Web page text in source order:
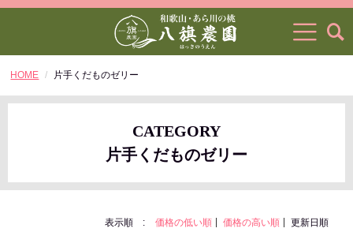
HOME 片手くだものゼリー
CATEGORY
片手くだものゼリー
表示順 : 価格の低い順 価格の高い順 更新日順